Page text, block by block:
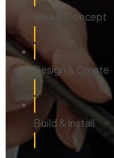
Idea & Concept
Design & Create
Build & Install